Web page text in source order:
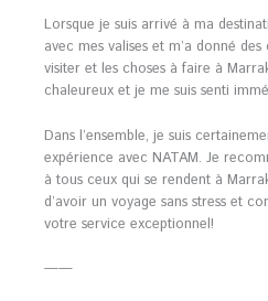
Lorsque je suis arrivé à ma
avec mes valises et m’a donné
visiter et les choses à faire à
chaleureux et je me suis senti
Dans l’ensemble, je suis
expérience avec NATAM. Je
à tous ceux qui se rendent à
d’avoir un voyage sans stress et
votre service exceptionnel!
——